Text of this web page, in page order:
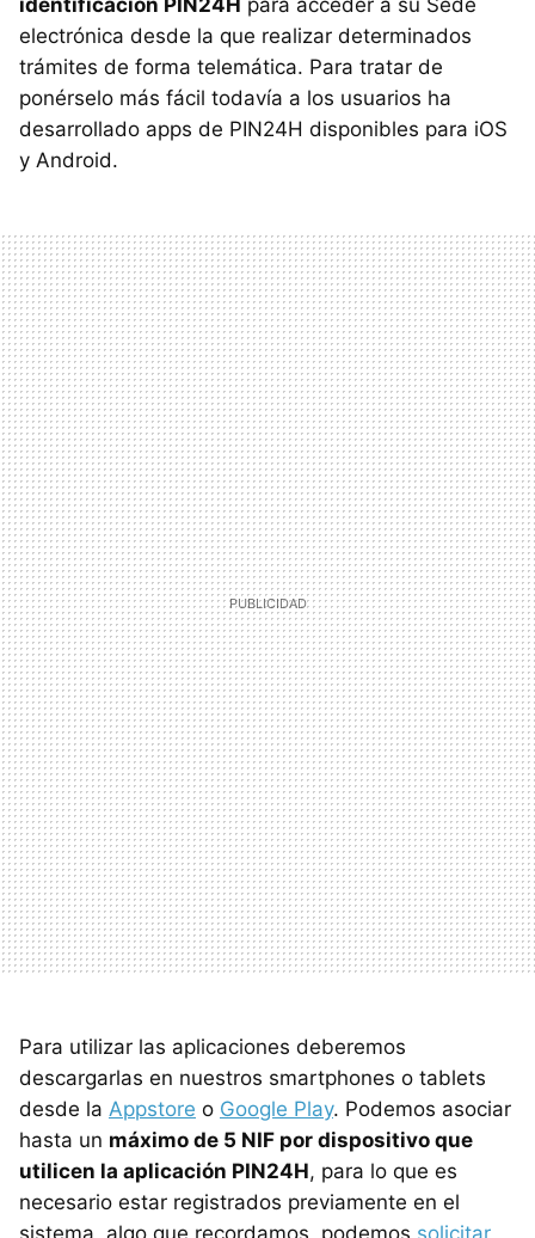
electrónica desde la que realizar determinados
trámites de forma telemática. Para tratar de
ponérselo más fácil todavía a los usuarios ha
desarrollado apps de PIN24H disponibles para iOS
y Android.
Para utilizar las aplicaciones deberemos
descargarlas en nuestros smartphones o tablets
desde la Appstore o Google Play. Podemos asociar
hasta un máximo de 5 NIF por dispositivo que
utilicen la aplicación PIN24H, para lo que es
necesario estar registrados previamente en el
sistema, algo que recordamos, podemos solicitar